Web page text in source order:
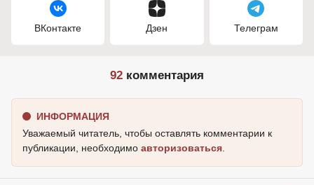
ВКонтакте Дзен Телеграм
92 комментария
ИНФОРМАЦИЯ
Уважаемый читатель, чтобы оставлять комментарии к
публикации, необходимо авторизоваться